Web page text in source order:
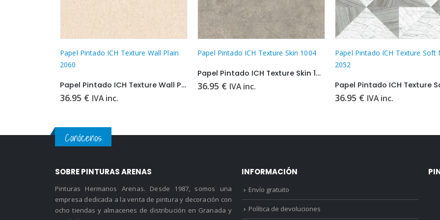
Este producto tiene múltiples variantes. Las opciones se pueden elegir en la página de producto
Papel Pintado ICH Texture Wall Plain
2060
Papel Pintado ICH Texture Wall Plain 2060
36.95 € IVA inc.
Este producto tiene múltiples variantes. Las opciones se pueden elegir en la página de producto
Papel Pintado ICH Texture Skin 1004
Papel Pintado ICH Texture Skin 1004
36.95 € IVA inc.
Este producto tiene múltiples variantes. Las opciones se pueden elegir en la página de producto
Papel Pintado ICH Texture Soft
2052
36.95 € IVA inc.
Conócenos
SOBRE PINTURAS ARENAS
Pinturas Hermanos Arenas. Desde 1987, somos una
empresa dedicada a la venta de pintura y decoración con
ocho tiendas y almacenes de distribución en Granada y
INFORMACIÓN
Envío gratuito
Política de devoluciones